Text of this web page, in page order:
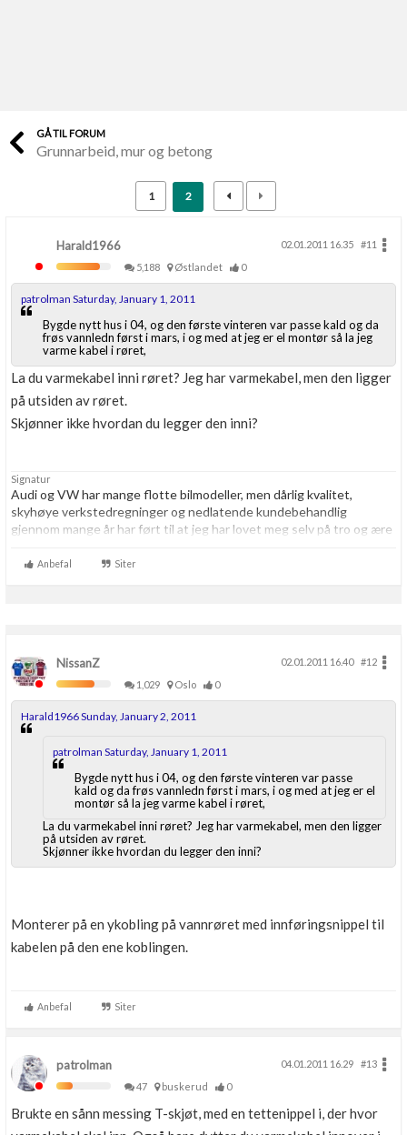
Finn håndverkere
Skaff dokumentasjon som mangler
Kundeservice
Få svar på det du lurer på
Kom i gang med Boligmappa
Se din bolig? Klikk her
Boligmappa+
GÅ TIL FORUM
Grunnarbeid, mur og betong
1 2
Harald1966 02.01.2011 16.35
#11
5,188
Østlandet 0
patrolman Saturday, January 1, 2011
Bygde nytt hus i 04, og den første vinteren var passe kald og da
frøs vannledn først i mars, i og med at jeg er el montør så la jeg
varme kabel i røret,
La du varmekabel inni røret? Jeg har varmekabel, men den ligger
på utsiden av røret.
Skjønner ikke hvordan du legger den inni?
Signatur
Audi og VW har mange flotte bilmodeller, men dårlig kvalitet,
skyhøye verkstedregninger og nedlatende kundebehandlig
gjennom mange år har ført til at jeg har lovet meg selv på tro og ære
Aldri.Anbefal Siter
NissanZ 02.01.2011 16.40
#12
1,029
Oslo 0
Harald1966 Sunday, January 2, 2011
patrolman Saturday, January 1, 2011
Bygde nytt hus i 04, og den første vinteren var passe
kald og da frøs vannledn først i mars, i og med at jeg er el
montør så la jeg varme kabel i røret,
La du varmekabel inni røret? Jeg har varmekabel, men den ligger
på utsiden av røret.
Skjønner ikke hvordan du legger den inni?
Monterer på en ykobling på vannrøret med innføringsnippel til
kabelen på den ene koblingen.
Anbefal Siter
patrolman 04.01.2011 16.29
#13
47
buskerud 0
Brukte en sånn messing T-skjøt, med en tettenippel i, der hvor